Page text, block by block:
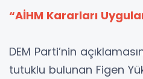
“AİHM Kararları
DEM Parti’nin
tutuklu bulunan Figen